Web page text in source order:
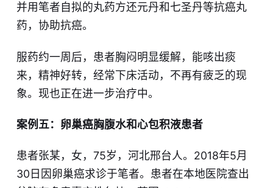
并用笔者自拟的丸药方还元丹和七圣丹等抗癌丸
药，协助抗癌。
服药约一周后，患者胸闷明显缓解，能咳出痰
来，精神好转，经常下床活动，不再有疲乏的现
象。现也正在进一步治疗中。
案例五：卵巢癌胸腹水和心包积液患者
患者张某，女，75岁，河北邢台人。2018年5月
30日因卵巢癌求诊于笔者。患者在本地医院查出